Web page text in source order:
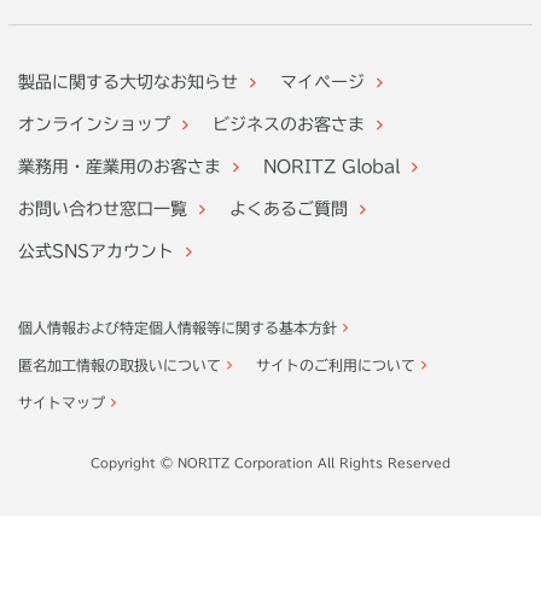
製品に関する大切なお知らせ マイページ
オンラインショップ ビジネスのお客さま
業務用・産業用のお客さま NORITZ Global
お問い合わせ窓口一覧 よくあるご質問
公式SNSアカウント
個人情報および特定個人情報等に関する基本方針
匿名加工情報の取扱いについて サイトのご利用について
サイトマップ
Copyright © NORITZ Corporation All Rights Reserved